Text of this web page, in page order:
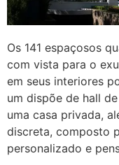
Os 141 espaçosos
com vista para o
em seus interiores
um dispõe de hall
uma casa privada,
discreta, composto
personalizado e